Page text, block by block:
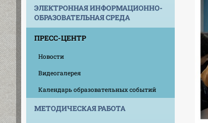
ЭЛЕКТРОННАЯ ИНФОРМАЦИОННО-
ОБРАЗОВАТЕЛЬНАЯ СРЕДА
ПРЕСС-ЦЕНТР
Новости
Видеогалерея
Календарь образовательных событий
МЕТОДИЧЕСКАЯ РАБОТА